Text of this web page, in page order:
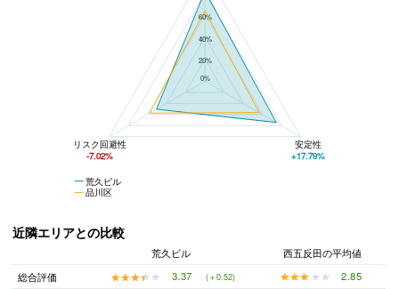
60%
40%
20%
0%
荒久ビル
品川区
リスク回避性
-7.02%
安定性
+17.79%
近隣エリアとの比較
荒久ビル
西五反田の平均値
総合評価
★★★★★
★★★★★ 3.37 (＋0.52) ★★★★★
★★★★★
2.85